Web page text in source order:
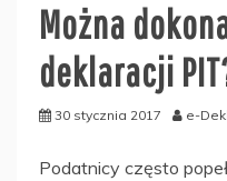
Można
deklaracji
30 stycznia 2017 e-
Podatnicy często